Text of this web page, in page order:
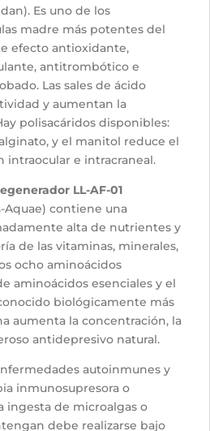
Es uno de los
madre más potentes del
efecto antioxidante,
antitrombótico e
Las sales de ácido
y aumentan la
polisacáridos disponibles:
y el manitol reduce el
intraocular e intracraneal.
LL-AF-01
contiene una
alta de nutrientes y
de las vitaminas, minerales,
ocho aminoácidos
aminoácidos esenciales y el
biológicamente más
aumenta la concentración, la
antidepresivo natural.
autoinmunes y
inmunosupresora o
ingesta de microalgas o
debe realizarse bajo